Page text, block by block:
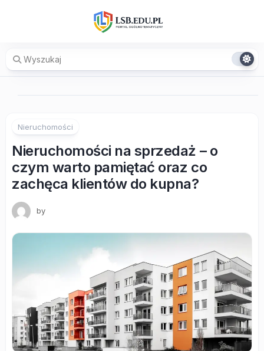
Nieruchomości
Nieruchomości na sprzedaż – o
czym warto pamiętać oraz co
zachęca klientów do kupna?
by